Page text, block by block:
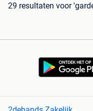
29 resultaten voor